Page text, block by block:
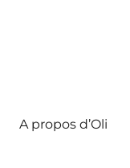
A propos d’Oli